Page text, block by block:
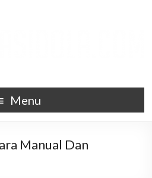
Menu
Manual Dan